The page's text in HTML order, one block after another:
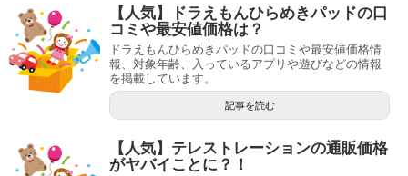
【人気】ドラえもんひらめきパッドの口
コミや最安値価格は？
ドラえもんひらめきパッドの口コミや最安値価格情
報、対象年齢、入っているアプリや遊びなどの情報
を掲載しています。
記事を読む
【人気】テレストレーションの通販価格
がヤバイことに？！